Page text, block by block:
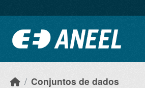
Conjuntos de dados